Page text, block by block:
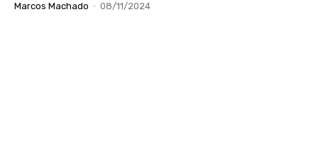
Marcos Machado - 08/11/2024